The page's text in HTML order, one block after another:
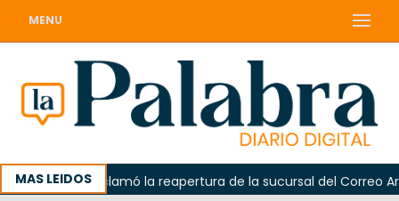
MENU
MAS LEIDOS
Odarda reclamó la reapertura de la sucursal del Correo